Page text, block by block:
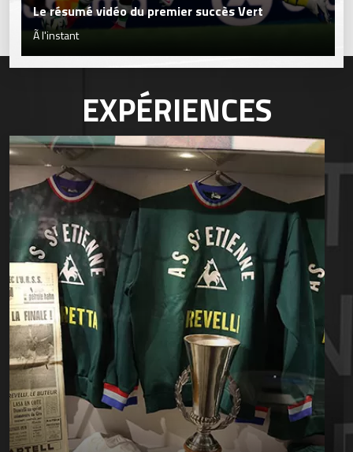
Le résumé vidéo du premier succès Vert
Ã l'instant
EXPÉRIENCES